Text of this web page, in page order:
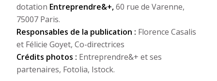
dotation Entreprendre&+,60 rue de Varenne,
75007 Paris.
Responsables de la publication : Florence Casalis
et Félicie Goyet, Co-directrices
Crédits photos : Entreprendre&+ et ses
partenaires, Fotolia, Istock.